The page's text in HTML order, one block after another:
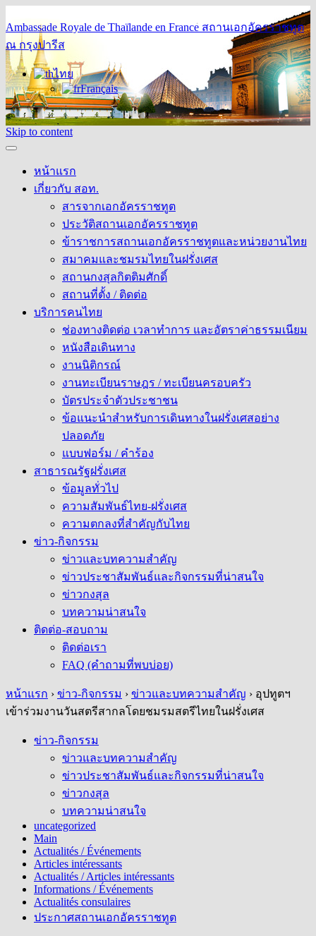
Ambassade Royale de Thaïlande en France สถานเอกอัครราชทูต
ณ กรุงปารีส
ไทย
Français
Skip to content
หน้าแรก
เกี่ยวกับ สอท.
สารจากเอกอัครราชทูต
ประวัติสถานเอกอัครราชทูต
ข้าราชการสถานเอกอัครราชทูตและหน่วยงานไทย
สมาคมและชมรมไทยในฝรั่งเศส
สถานกงสุลกิตติมศักดิ์
สถานที่ตั้ง / ติดต่อ
บริการคนไทย
ช่องทางติดต่อ เวลาทำการ และอัตราค่าธรรมเนียม
หนังสือเดินทาง
งานนิติกรณ์
งานทะเบียนราษฎร / ทะเบียนครอบครัว
บัตรประจำตัวประชาชน
ข้อแนะนำสำหรับการเดินทางในฝรั่งเศสอย่าง
ปลอดภัย
แบบฟอร์ม / คำร้อง
สาธารณรัฐฝรั่งเศส
ข้อมูลทั่วไป
ความสัมพันธ์ไทย-ฝรั่งเศส
ความตกลงที่สำคัญกับไทย
ข่าว-กิจกรรม
ข่าวและบทความสำคัญ
ข่าวประชาสัมพันธ์และกิจกรรมที่น่าสนใจ
ข่าวกงสุล
บทความน่าสนใจ
ติดต่อ-สอบถาม
ติดต่อเรา
FAQ (คำถามที่พบบ่อย)
หน้าแรก › ข่าว-กิจกรรม › ข่าวและบทความสำคัญ › อุปทูตฯ
เข้าร่วมงานวันสตรีสากลโดยชมรมสตรีไทยในฝรั่งเศส
ข่าว-กิจกรรม
ข่าวและบทความสำคัญ
ข่าวประชาสัมพันธ์และกิจกรรมที่น่าสนใจ
ข่าวกงสุล
บทความน่าสนใจ
uncategorized
Main
Actualités / Événements
Articles intéressants
Actualités / Articles intéressants
Informations / Événements
Actualités consulaires
ประกาศสถานเอกอัครราชทูต